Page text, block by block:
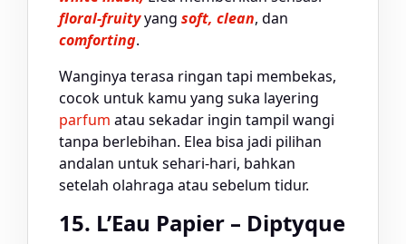
floral-fruityyang soft, clean, dan
comforting.
Wanginya terasa ringan tapi membekas,
cocok untuk kamu yang suka layering
parfum atau sekadar ingin tampil wangi
tanpa berlebihan. Elea bisa jadi pilihan
andalan untuk sehari-hari, bahkan
setelah olahraga atau sebelum tidur.
15. L’Eau Papier – Diptyque